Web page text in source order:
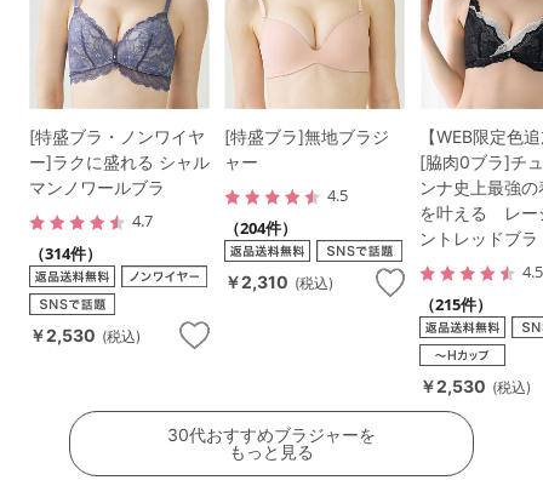
[特盛ブラ・ノンワイヤ
ー]ラクに盛れる シャル
マンノワールブラ
4.7
（314件）
￥2,530 (税込)
[特盛ブラ]無地ブラジ
ャー
4.5
（204件）
￥2,310 (税込)
【WEB限定色
[脇肉0ブラ]チ
ンナ史上最強
を叶える レー
ントレッドブラ
4.5
（215件）
￥2,530 (税込)
30代おすすめブラジャーを
もっと見る